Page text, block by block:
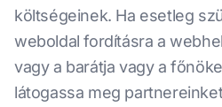
költségeinek. Ha esetleg
weboldal fordításra a
vagy a barátja vagy a
látogassa meg